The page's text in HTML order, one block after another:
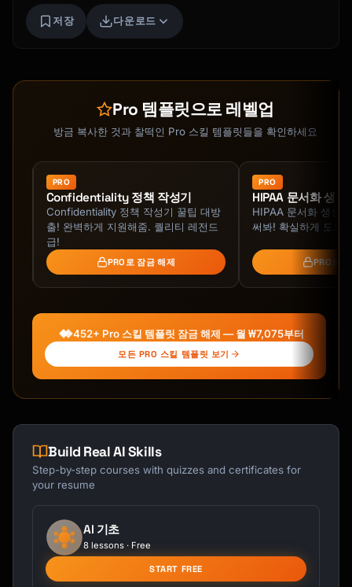
- Problem/Opportunity
- Solution
- Market size
- Traction
- Status summary
- Accomplishments
- Challenges
- Next steps
- Decisions needed
### Training/Educational
- Learning objectives
- Examples/Practice
- Key takeaways
- Assessment
- Your solution
- Social proof
- Call to action
- Hook/Story
- Main insight
- Supporting points
- Takeaways
저장 다운로드
Pro 템플릿으로 레벨업
방금 복사한 것과 찰떡인 Pro 스킬 템플릿들을 확인하세요
PRO
Confidentiality 정책 작성기
Confidentiality 정책 작성기 꿀팁 대방
출! 완벽하게 지원해줌. 퀄리티 레전드
급!
PRO로 잠금 해제
PRO
HIPAA 문서화 생성
HIPAA 문서화 생성
써봐! 확실하게 도와
PRO로
452+ Pro 스킬 템플릿 잠금 해제 — 월 ₩7,075부터
모든 PRO 스킬 템플릿 보기
Build Real AI Skills
Step-by-step courses with quizzes and certificates for
your resume
AI 기초
8 lessons · Free
START FREE
코스 찾기 · 도와드릴게요